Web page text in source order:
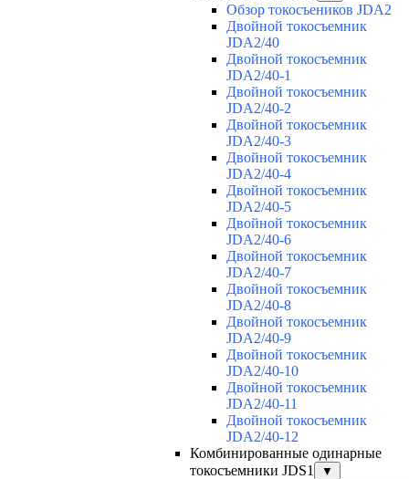
Обзор токосъеников JDA2
Двойной токосъемник
JDA2/40
Двойной токосъемник
JDA2/40-1
Двойной токосъемник
JDA2/40-2
Двойной токосъемник
JDA2/40-3
Двойной токосъемник
JDA2/40-4
Двойной токосъемник
JDA2/40-5
Двойной токосъемник
JDA2/40-6
Двойной токосъемник
JDA2/40-7
Двойной токосъемник
JDA2/40-8
Двойной токосъемник
JDA2/40-9
Двойной токосъемник
JDA2/40-10
Двойной токосъемник
JDA2/40-11
Двойной токосъемник
JDA2/40-12
Комбинированные одинарные
токосъемники JDS1
▼